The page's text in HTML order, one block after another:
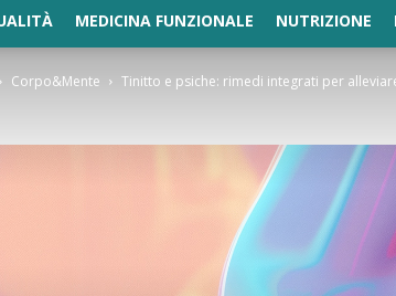
MEDICINA FUNZIONALE NUTRIZIONE
Corpo&Mente Tinitto e psiche: rimedi integrati per